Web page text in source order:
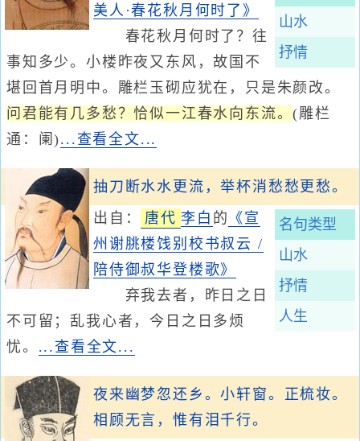
山水
抒情
美人·春花秋月何时了》
春花秋月何时了？往
事知多少。小楼昨夜又东风，故国不
堪回首月明中。雕栏玉砌应犹在，只是朱颜改。
问君能有几多愁？恰似一江春水向东流。(雕栏
通：阑)...查看全文...
抽刀断水水更流，举杯消愁愁更愁。
名句类型
山水
抒情
人生
出自： 唐代 李白 的 《宣
州谢脁楼饯别校书叔云 /
陪侍御叔华登楼歌》
弃我去者，昨日之日
不可留；乱我心者，今日之日多烦
忧。 ...查看全文...
夜来幽梦忽还乡。小轩窗。正梳妆。
相顾无言，惟有泪千行。